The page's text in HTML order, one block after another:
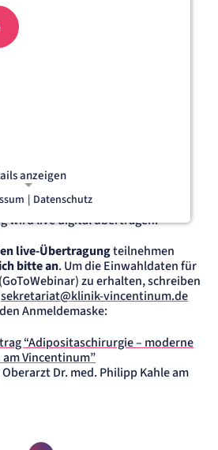
- 18:30 Uhr
leitender Oberarzt Dr. med.
"Adipositaschirurgie –
am Vincentinum".
möchte, kann dies gerne
wird live digital übertragen.
live-Übertragungteilnehmen
bitte an. Um die Einwahldaten für
zu erhalten, schreiben
sekretariat@klinik-vincentinum.de
Anmeldemaske:
“Adipositaschirurgie – moderne
Vincentinum”
Dr. med. Philipp Kahle am
anzeigen
ermöglichen
und sind für
Funktion der Website
Cookie
des Besuchers, wenn auf der Seite des
wird. Wird auch für ein eventuelles Opt-Out
| Datenschutz